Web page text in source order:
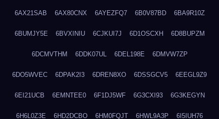
6AX21SAB 6AX80CNX 6AYEZFQ7 6B0V87BD 6BA9R10Z
6BUMJY5E 6BVXINIU 6CJKUI7J 6D1OSCXH 6D8BUPZM
6DCMVTHM 6DDK07UL 6DEL198E 6DMVW7ZP
6DO5WVEC 6DPAK2I3 6DREN8XO 6DSSGCV5 6EEGL9Z9
6EI21UCB 6EMNTEE0 6F1DJ5WF 6G3CXI93 6G3KEGYN
6H6L0Z3E 6HD2DCBO 6HM0FQJT 6HWL9A3P 6I5IUH76